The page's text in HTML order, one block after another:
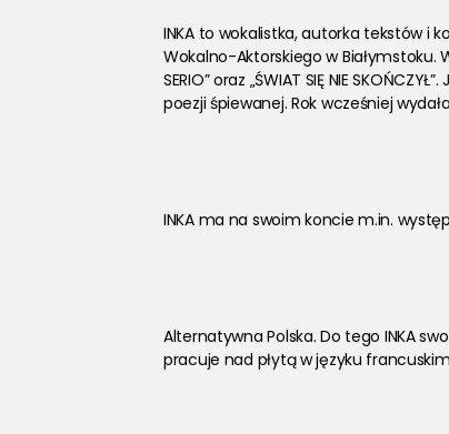
INKA to wokalistka, autorka tekstów i
Wokalno-Aktorskiego w Białymstoku.
SERIO” oraz „ŚWIAT SIĘ NIE
poezji śpiewanej. Rok wcześniej
INKA ma na swoim koncie m.in.
Alternatywna Polska. Do tego INKA
pracuje nad płytą w języku